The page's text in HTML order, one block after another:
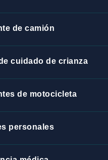
de camión
cuidado de crianza
de motocicleta
personales